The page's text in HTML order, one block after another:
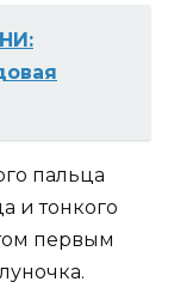
пальца
и тонкого
первым